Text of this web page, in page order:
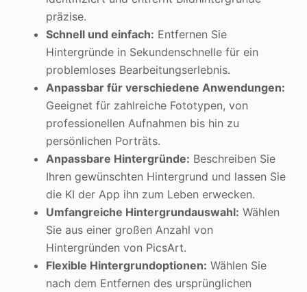
präzise.
Schnell und einfach: Entfernen Sie
Hintergründe in Sekundenschnelle für ein
problemloses Bearbeitungserlebnis.
Anpassbar für verschiedene Anwendungen:
Geeignet für zahlreiche Fototypen, von
professionellen Aufnahmen bis hin zu
persönlichen Porträts.
Anpassbare Hintergründe: Beschreiben Sie
Ihren gewünschten Hintergrund und lassen Sie
die KI der App ihn zum Leben erwecken.
Umfangreiche Hintergrundauswahl: Wählen
Sie aus einer großen Anzahl von
Hintergründen von PicsArt.
Flexible Hintergrundoptionen: Wählen Sie
nach dem Entfernen des ursprünglichen